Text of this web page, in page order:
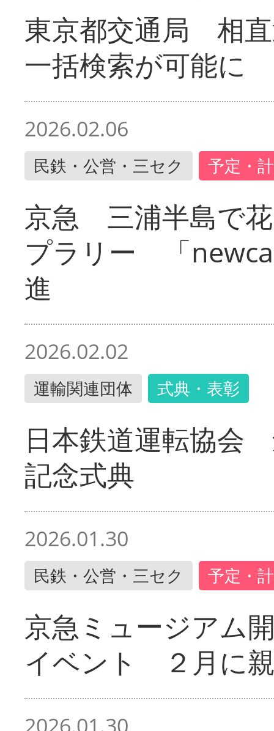
東京都交通局 相
一括検索が可能に
2026.02.06
民鉄・公営・三セク 予定・
京急 三浦半島で
プラリー 「
進
2026.02.02
運輸関連団体 式典・表彰
日本鉄道運転協会
記念式典
2026.01.30
民鉄・公営・三セク 予定・
京急ミュージアム
イベント ２月に